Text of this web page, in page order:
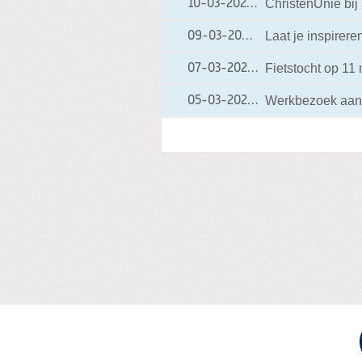
10-03-202610-03-2026 17:31
ChristenUnie bij
09-03-2026 09-03-2026 17:58
Laat je
07-03-202607-03-2026 22:41
Fietstocht op 11
05-03-202605-03-2026 22:03
Werkbezoek